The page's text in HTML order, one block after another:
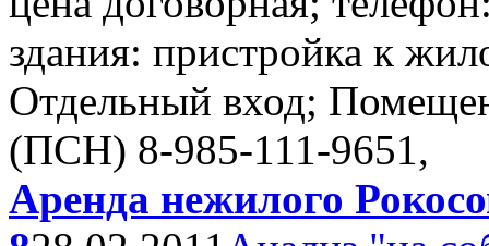
здания: пристройка к
Отдельный вход;
(ПСН) 8-985-111-9651,
Аренда нежилого